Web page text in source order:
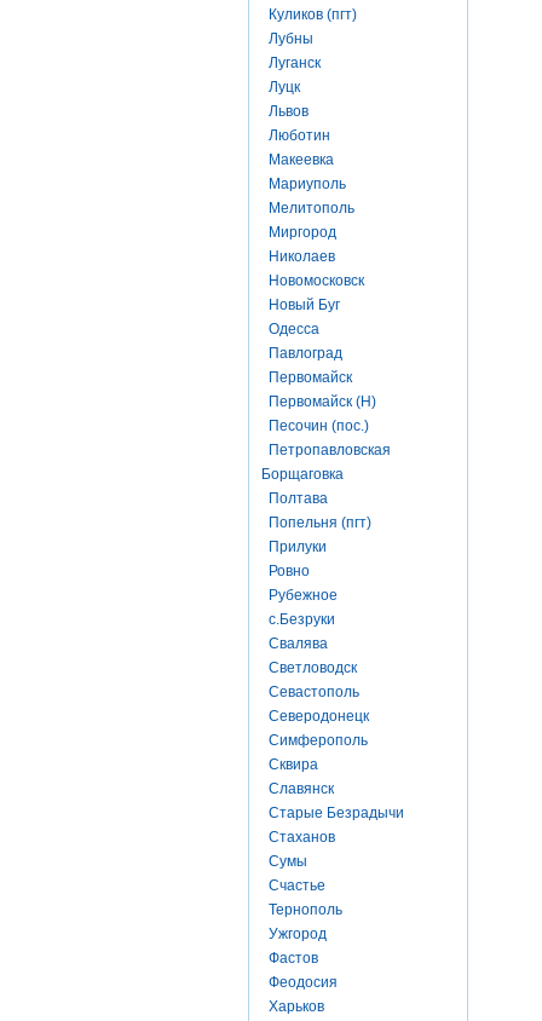
Куликов (пгт)
Лубны
Луганск
Луцк
Львов
Люботин
Макеевка
Мариуполь
Мелитополь
Миргород
Николаев
Новомосковск
Новый Буг
Одесса
Павлоград
Первомайск
Первомайск (Н)
Песочин (пос.)
Петропавловская
Борщаговка
Полтава
Попельня (пгт)
Прилуки
Ровно
Рубежное
с.Безруки
Свалява
Светловодск
Севастополь
Северодонецк
Симферополь
Сквира
Славянск
Старые Безрадычи
Стаханов
Сумы
Счастье
Тернополь
Ужгород
Фастов
Феодосия
Харьков